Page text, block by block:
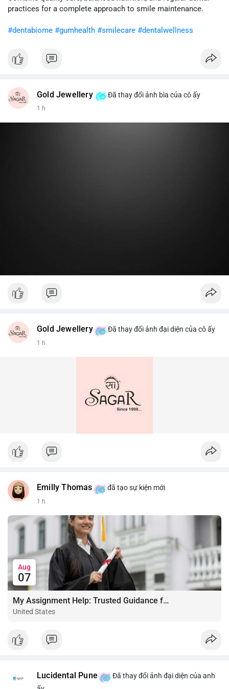
cân nhắc giảm tỷ trọng đòn bẩy và chờ xu hướng rõ ràng trước
practices for a complete approach to smile maintenance.
#dentabiome #gumhealth #smilecare #dentalwellness
Gold Jewellery Đã thay đổi ảnh bìa của cô ấy
1 h
Gold Jewellery Đã thay đổi ảnh đại diện của cô ấy
1 h
Emilly Thomas đã tạo sự kiện mới
1 h
Aug
07
My Assignment Help: Trusted Guidance for Academic Excellence
United States
Lucidental Pune
Đã thay đổi ảnh đại diện của anh